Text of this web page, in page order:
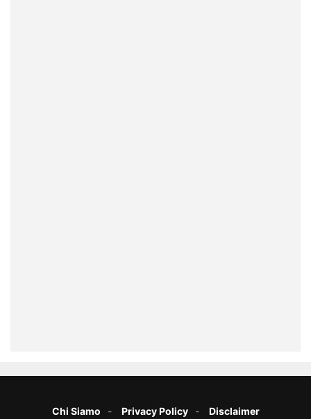
Chi Siamo Privacy Policy Disclaimer